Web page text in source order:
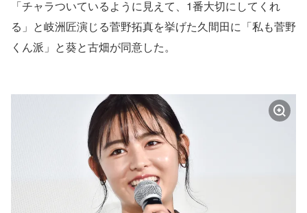
「チャラついているように見えて、1番大切にしてくれ
る」と岐洲匠演じる菅野拓真を挙げた久間田に「私も菅野
くん派」と葵と古畑が同意した。